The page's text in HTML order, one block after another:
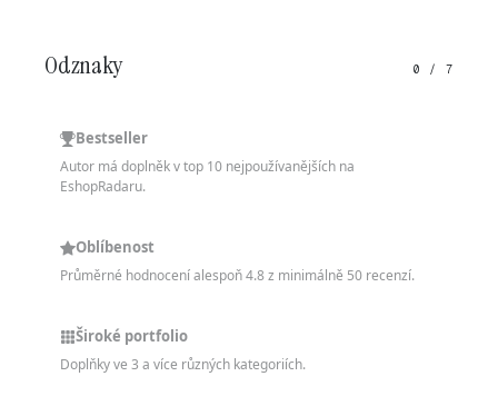
Odznaky 0 / 7
Bestseller
Autor má doplněk v top 10 nejpoužívanějších na
EshopRadaru.
Oblíbenost
Průměrné hodnocení alespoň 4.8 z minimálně 50 recenzí.
Široké portfolio
Doplňky ve 3 a více různých kategoriích.